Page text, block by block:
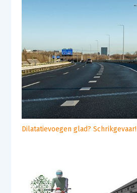
Dilatatievoegen glad? Schrikgevaar!